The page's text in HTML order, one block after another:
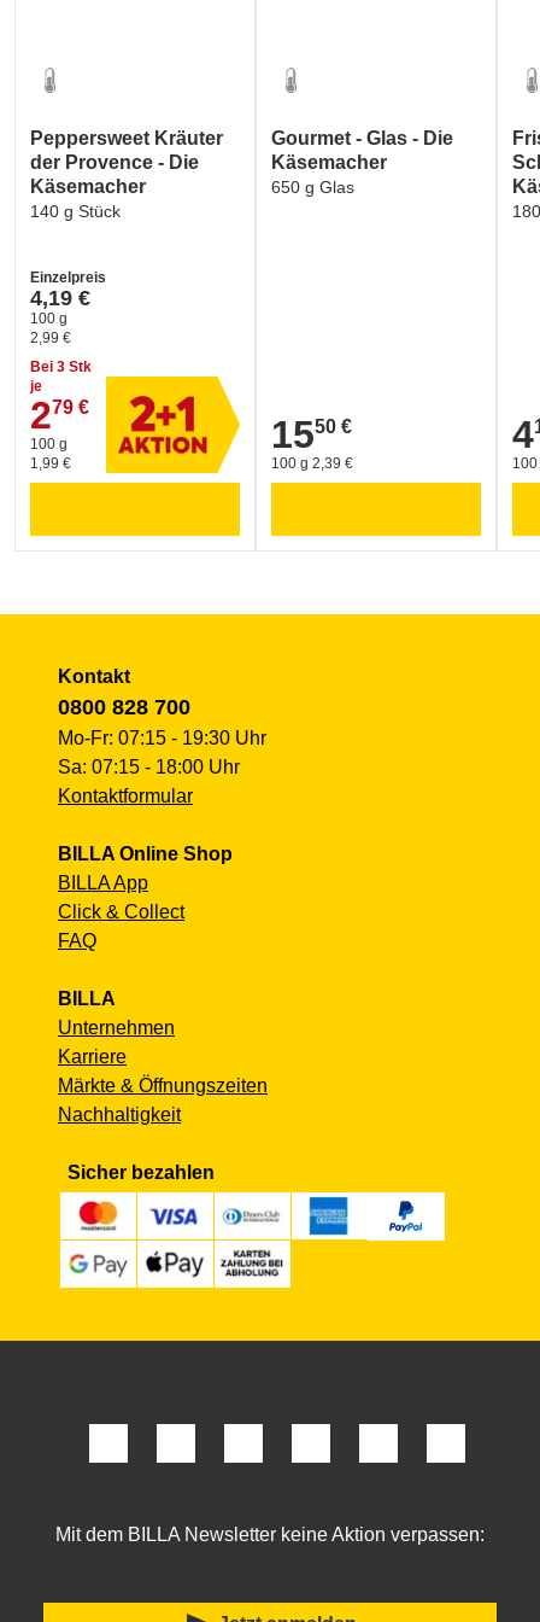
Peppersweet Kräuter
der Provence - Die
Käsemacher
140 g Stück
Einzelpreis
4,19 €
100 g
2,99 €
Bei 3 Stk
je
2,79 €
279 €
100 g
1,99 €
Gourmet - Glas - Die
Käsemacher
650 g Glas
15,50 €
1550 €
100 g 2,39 €
4
Kontakt
0800 828 700
Mo-Fr: 07:15 - 19:30 Uhr
Sa: 07:15 - 18:00 Uhr
Kontaktformular
BILLA Online Shop
BILLA App
Click & Collect
FAQ
BILLA
Unternehmen
Karriere
Märkte & Öffnungszeiten
Nachhaltigkeit
Sicher bezahlen
Mit dem BILLA Newsletter keine Aktion verpassen: